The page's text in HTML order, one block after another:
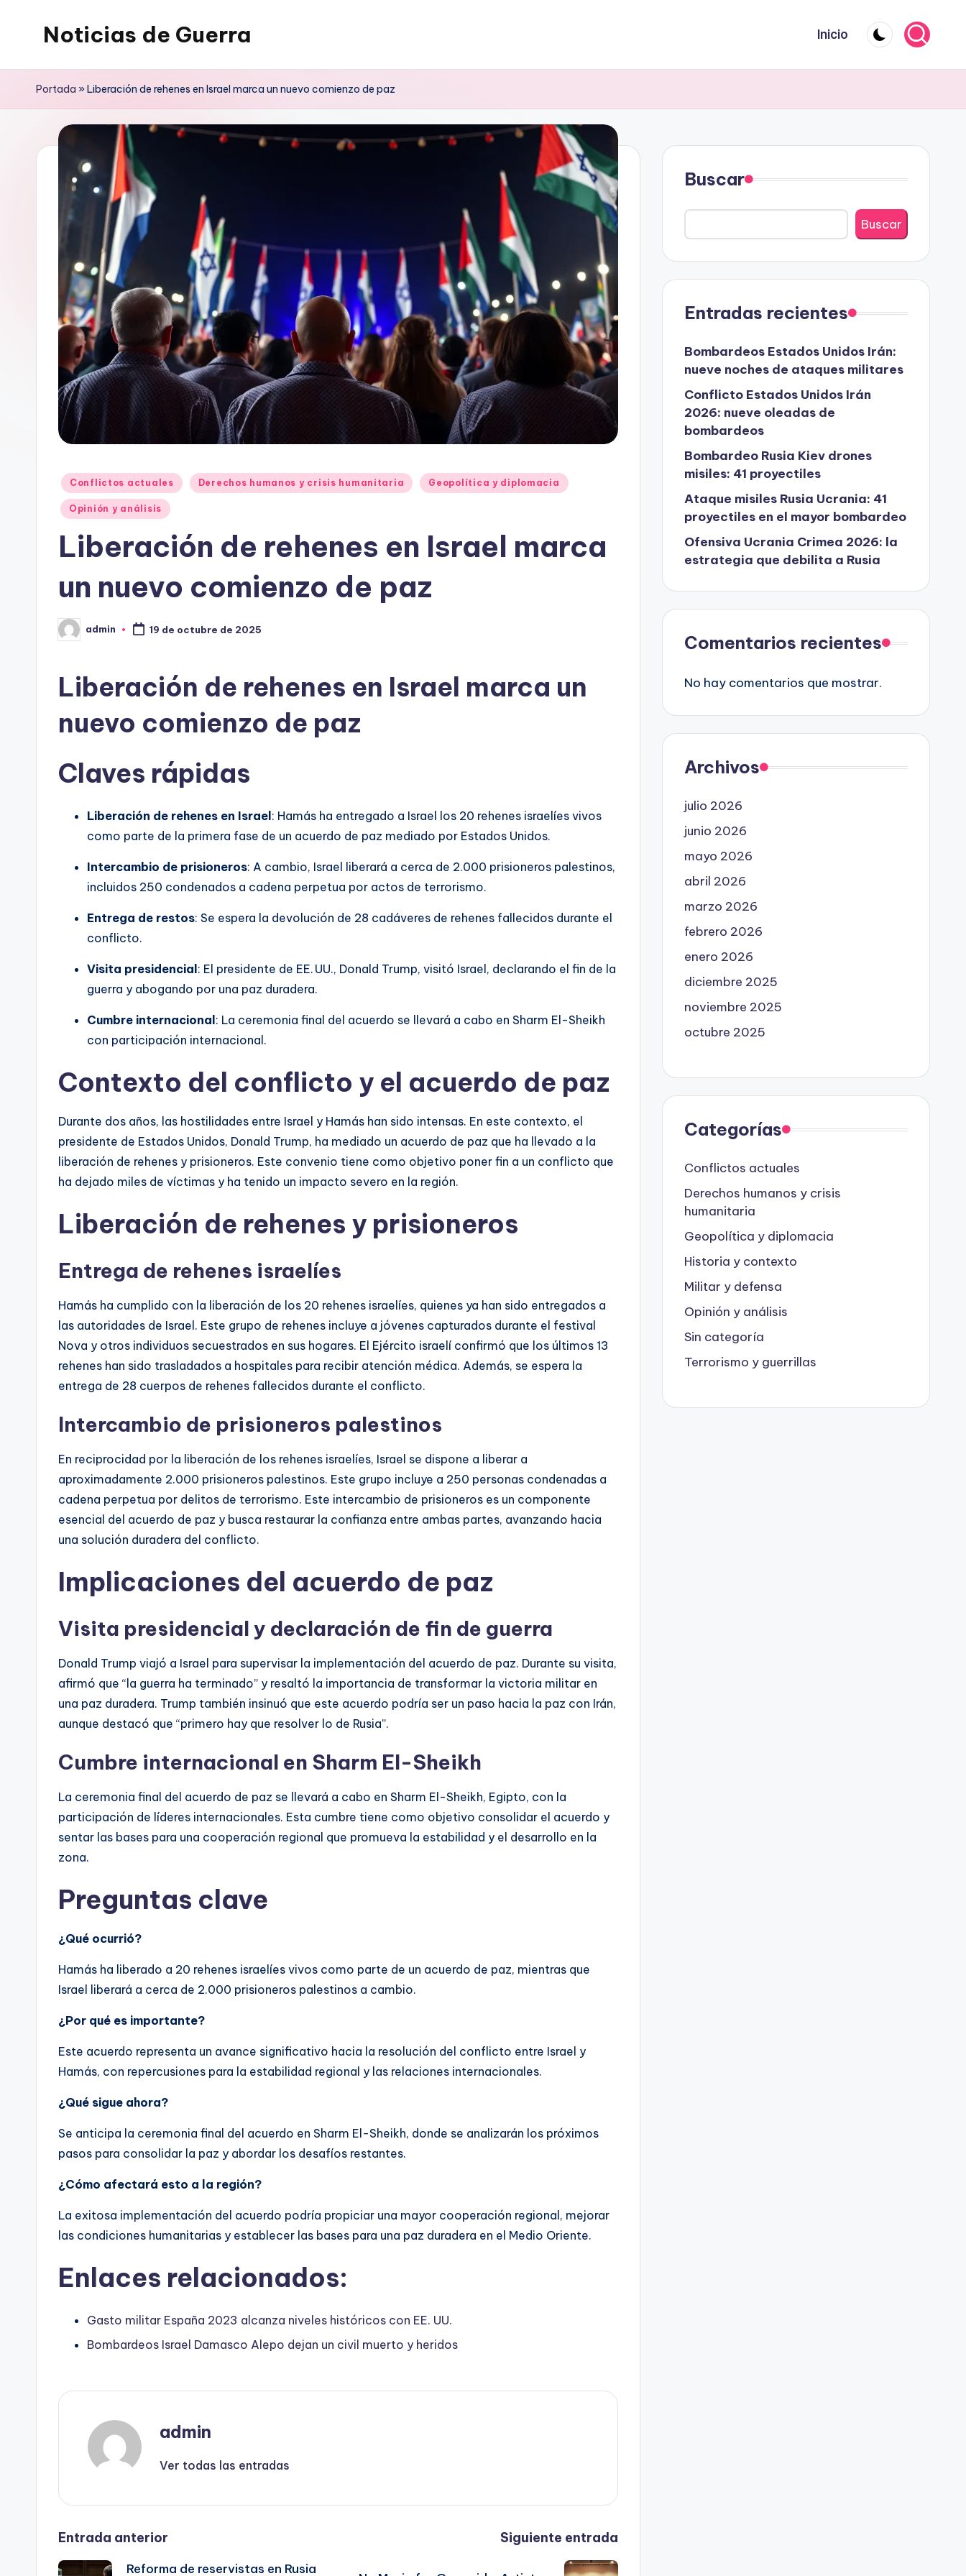
Noticias de Guerra Inicio
Portada »Liberación de rehenes en Israel marca un nuevo comienzo de paz
Publicado
en
Conflictos actuales Derechos humanos y crisis humanitaria Geopolítica y diplomacia
Opinión y análisis
Liberación de rehenes en Israel marca
un nuevo comienzo de paz
Publicado
por
admin 19 de octubre de 2025
Liberación de rehenes en Israel marca un
nuevo comienzo de paz
Claves rápidas
Liberación de rehenes en Israel: Hamás ha entregado a Israel los 20 rehenes israelíes vivos
como parte de la primera fase de un acuerdo de paz mediado por Estados Unidos.
Intercambio de prisioneros: A cambio, Israel liberará a cerca de 2.000 prisioneros palestinos,
incluidos 250 condenados a cadena perpetua por actos de terrorismo.
Entrega de restos: Se espera la devolución de 28 cadáveres de rehenes fallecidos durante el
conflicto.
Visita presidencial: El presidente de EE. UU., Donald Trump, visitó Israel, declarando el fin de la
guerra y abogando por una paz duradera.
Cumbre internacional: La ceremonia final del acuerdo se llevará a cabo en Sharm El-Sheikh
con participación internacional.
Contexto del conflicto y el acuerdo de paz
Durante dos años, las hostilidades entre Israel y Hamás han sido intensas. En este contexto, el
presidente de Estados Unidos, Donald Trump, ha mediado un acuerdo de paz que ha llevado a la
liberación de rehenes y prisioneros. Este convenio tiene como objetivo poner fin a un conflicto que
ha dejado miles de víctimas y ha tenido un impacto severo en la región.
Liberación de rehenes y prisioneros
Entrega de rehenes israelíes
Hamás ha cumplido con la liberación de los 20 rehenes israelíes, quienes ya han sido entregados a
las autoridades de Israel. Este grupo de rehenes incluye a jóvenes capturados durante el festival
Nova y otros individuos secuestrados en sus hogares. El Ejército israelí confirmó que los últimos 13
rehenes han sido trasladados a hospitales para recibir atención médica. Además, se espera la
entrega de 28 cuerpos de rehenes fallecidos durante el conflicto.
Intercambio de prisioneros palestinos
En reciprocidad por la liberación de los rehenes israelíes, Israel se dispone a liberar a
aproximadamente 2.000 prisioneros palestinos. Este grupo incluye a 250 personas condenadas a
cadena perpetua por delitos de terrorismo. Este intercambio de prisioneros es un componente
esencial del acuerdo de paz y busca restaurar la confianza entre ambas partes, avanzando hacia
una solución duradera del conflicto.
Implicaciones del acuerdo de paz
Visita presidencial y declaración de fin de guerra
Donald Trump viajó a Israel para supervisar la implementación del acuerdo de paz. Durante su visita,
afirmó que “la guerra ha terminado” y resaltó la importancia de transformar la victoria militar en
una paz duradera. Trump también insinuó que este acuerdo podría ser un paso hacia la paz con Irán,
aunque destacó que “primero hay que resolver lo de Rusia”.
Cumbre internacional en Sharm El-Sheikh
La ceremonia final del acuerdo de paz se llevará a cabo en Sharm El-Sheikh, Egipto, con la
participación de líderes internacionales. Esta cumbre tiene como objetivo consolidar el acuerdo y
sentar las bases para una cooperación regional que promueva la estabilidad y el desarrollo en la
zona.
Preguntas clave
¿Qué ocurrió?
Hamás ha liberado a 20 rehenes israelíes vivos como parte de un acuerdo de paz, mientras que
Israel liberará a cerca de 2.000 prisioneros palestinos a cambio.
¿Por qué es importante?
Este acuerdo representa un avance significativo hacia la resolución del conflicto entre Israel y
Hamás, con repercusiones para la estabilidad regional y las relaciones internacionales.
¿Qué sigue ahora?
Se anticipa la ceremonia final del acuerdo en Sharm El-Sheikh, donde se analizarán los próximos
pasos para consolidar la paz y abordar los desafíos restantes.
¿Cómo afectará esto a la región?
La exitosa implementación del acuerdo podría propiciar una mayor cooperación regional, mejorar
las condiciones humanitarias y establecer las bases para una paz duradera en el Medio Oriente.
Enlaces relacionados:
Gasto militar España 2023 alcanza niveles históricos con EE. UU.
Bombardeos Israel Damasco Alepo dejan un civil muerto y heridos
admin
Ver todas las entradas
Navegación
Entrada anterior
Reforma de reservistas en Rusia
Siguiente entrada
Buscar
Buscar
Entradas recientes
Bombardeos Estados Unidos Irán:
nueve noches de ataques militares
Conflicto Estados Unidos Irán
2026: nueve oleadas de
bombardeos
Bombardeo Rusia Kiev drones
misiles: 41 proyectiles
Ataque misiles Rusia Ucrania: 41
proyectiles en el mayor bombardeo
Ofensiva Ucrania Crimea 2026: la
estrategia que debilita a Rusia
Comentarios recientes
No hay comentarios que mostrar.
Archivos
julio 2026
junio 2026
mayo 2026
abril 2026
marzo 2026
febrero 2026
enero 2026
diciembre 2025
noviembre 2025
octubre 2025
Categorías
Conflictos actuales
Derechos humanos y crisis
humanitaria
Geopolítica y diplomacia
Historia y contexto
Militar y defensa
Opinión y análisis
Sin categoría
Terrorismo y guerrillas